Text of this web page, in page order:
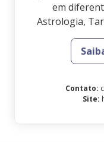
em
Astrologia,
Contato:
Site: